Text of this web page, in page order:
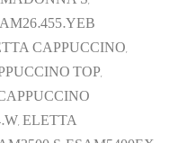
CAPPUCCINO,
TOP,
ELETTA